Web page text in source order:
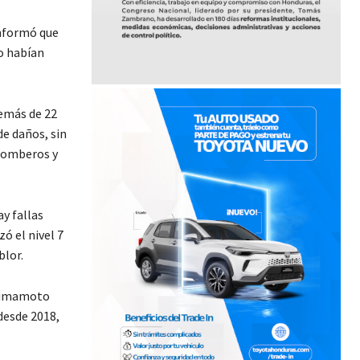
que
habían
de 22
daños, sin
y
fallas
el nivel 7
2018,